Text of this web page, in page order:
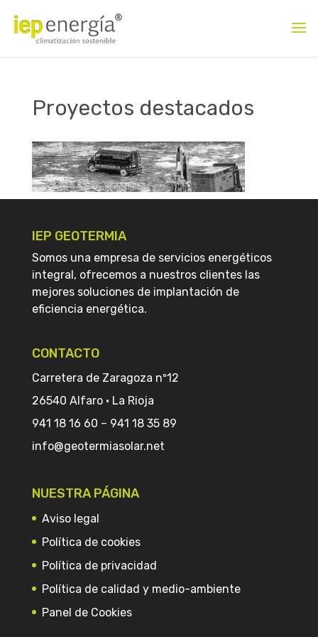
Proyectos destacados
IEP GEOTERMIA
Somos una empresa de servicios energéticos
integral, ofrecemos a nuestros clientes las
mejores soluciones de implantación de
eficiencia energética.
CONTACTO
Carretera de Zaragoza nº12
26540 Alfaro · La Rioja
941 18 16 60 – 941 18 35 89
info@geotermiasolar.net
NUESTRA PÁGINA
Aviso legal
Política de cookies
Política de privacidad
Política de calidad y medio-ambiente
Panel de Cookies